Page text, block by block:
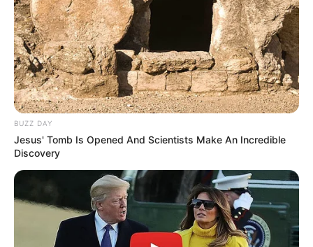
BUZZ DAY
Jesus' Tomb Is Opened And Scientists Make An Incredible
Discovery